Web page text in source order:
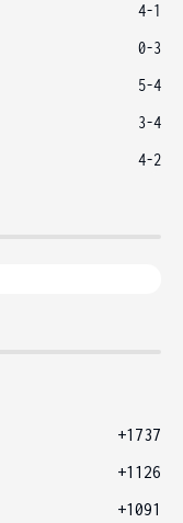
4-1
0-3
5-4
3-4
4-2
+1737
+1126
+1091